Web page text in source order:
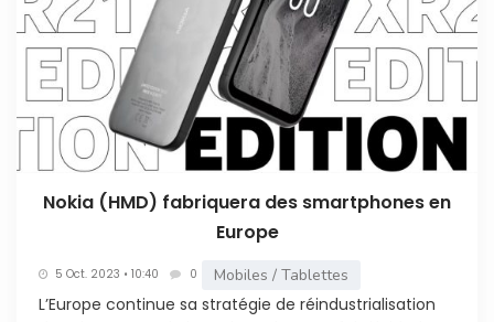
Nokia (HMD) fabriquera des smartphones en
Europe
5 Oct. 2023 • 10:40 0 Mobiles / Tablettes
L’Europe continue sa stratégie de réindustrialisation